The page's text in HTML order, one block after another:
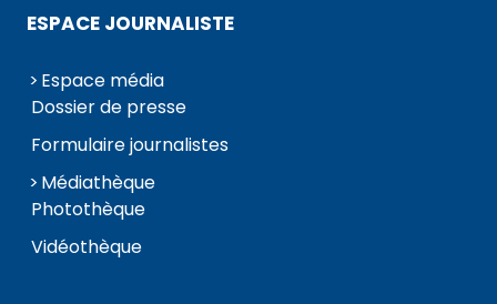
ESPACE JOURNALISTE
Espace média
Dossier de presse
Formulaire journalistes
Médiathèque
Photothèque
Vidéothèque